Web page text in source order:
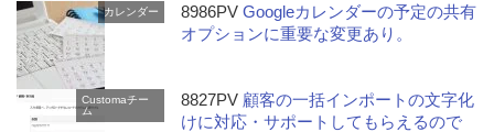
カレンダー 8986PVGoogleカレンダーの予定の共有
オプションに重要な変更あり。
Customaチー
ム
8827PV 顧客の一括インポートの文字化
けに対応・サポートしてもらえるので